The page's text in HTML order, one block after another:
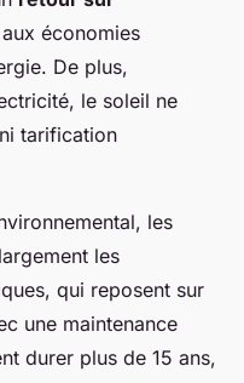
économies
De plus,
le soleil ne
tarification
les
les
qui reposent sur
une maintenance
durer plus de 15 ans,